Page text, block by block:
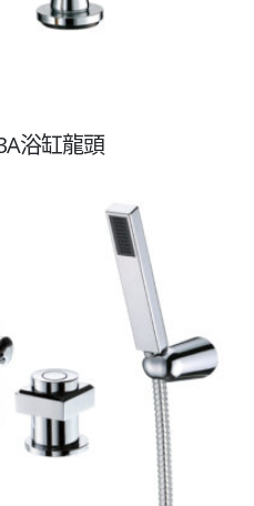
浴缸龍頭
專業嚴選產品以臺灣製造為
，團隊經營，責任制施工執
相關設計有專業團隊及產品
中，進入極致品味、獨樹一